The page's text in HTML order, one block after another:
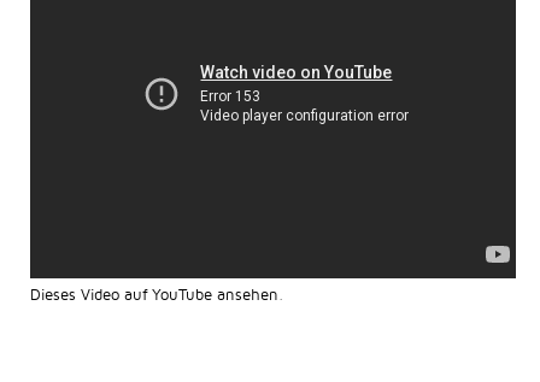
Dieses Video auf YouTube ansehen.